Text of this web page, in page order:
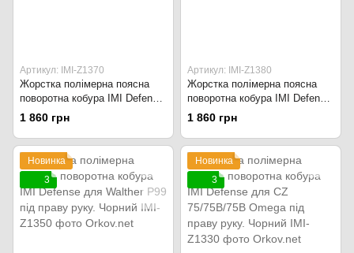
Артикул: IMI-Z1370
Жорстка полімерна поясна
поворотна кобура IMI Defense
для Beretta Px4 Storm під
праву руку. Чорний
1 860 грн
Артикул: IMI-Z1380
Жорстка полімерна поясна
поворотна кобура IMI Defense
для H&K
P30/P2000/SFP9/VP9 під
праву руку. Чорний
1 860 грн
Новинка
3
Новинка
3